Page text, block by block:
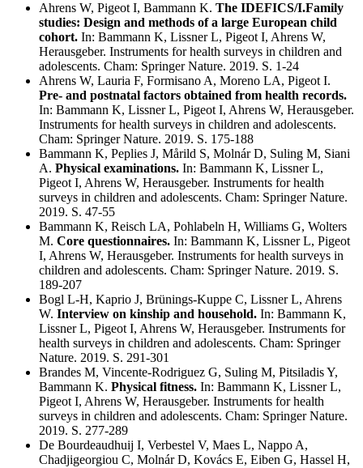
Ahrens W, Pigeot I, Bammann K. The IDEFICS/I.Family
studies: Design and methods of a large European child
cohort. In: Bammann K, Lissner L, Pigeot I, Ahrens W,
Herausgeber. Instruments for health surveys in children and
adolescents. Cham: Springer Nature. 2019. S. 1-24
Ahrens W, Lauria F, Formisano A, Moreno LA, Pigeot I.
Pre- and postnatal factors obtained from health records.
In: Bammann K, Lissner L, Pigeot I, Ahrens W, Herausgeber.
Instruments for health surveys in children and adolescents.
Cham: Springer Nature. 2019. S. 175-188
Bammann K, Peplies J, Mårild S, Molnár D, Suling M, Siani
A. Physical examinations. In: Bammann K, Lissner L,
Pigeot I, Ahrens W, Herausgeber. Instruments for health
surveys in children and adolescents. Cham: Springer Nature.
2019. S. 47-55
Bammann K, Reisch LA, Pohlabeln H, Williams G, Wolters
M. Core questionnaires. In: Bammann K, Lissner L, Pigeot
I, Ahrens W, Herausgeber. Instruments for health surveys in
children and adolescents. Cham: Springer Nature. 2019. S.
189-207
Bogl L-H, Kaprio J, Brünings-Kuppe C, Lissner L, Ahrens
W. Interview on kinship and household. In: Bammann K,
Lissner L, Pigeot I, Ahrens W, Herausgeber. Instruments for
health surveys in children and adolescents. Cham: Springer
Nature. 2019. S. 291-301
Brandes M, Vincente-Rodriguez G, Suling M, Pitsiladis Y,
Bammann K. Physical fitness. In: Bammann K, Lissner L,
Pigeot I, Ahrens W, Herausgeber. Instruments for health
surveys in children and adolescents. Cham: Springer Nature.
2019. S. 277-289
De Bourdeaudhuij I, Verbestel V, Maes L, Nappo A,
Chadjigeorgiou C, Molnár D, Kovács E, Eiben G, Hassel H,